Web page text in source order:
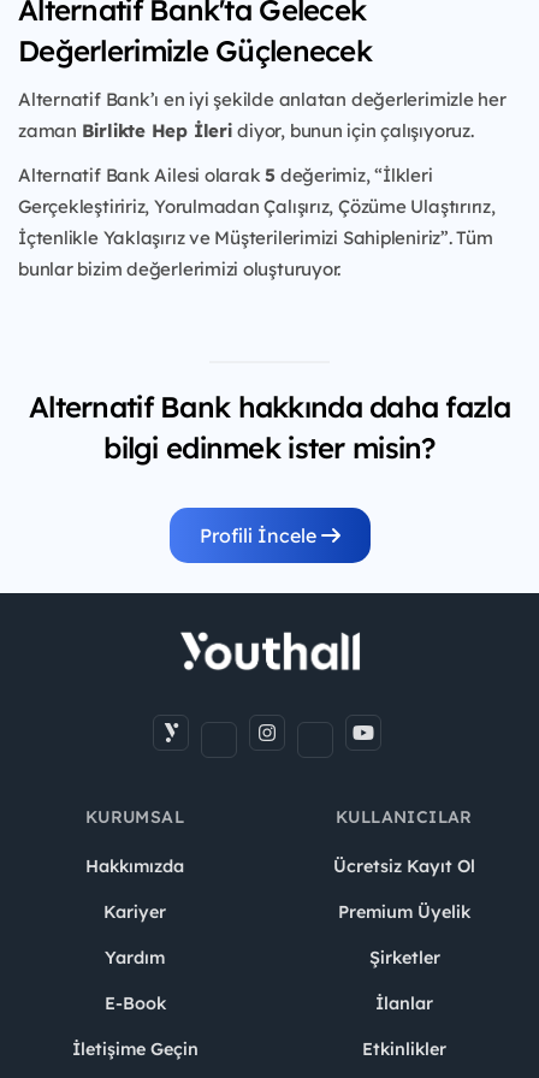
Alternatif Bank'ta Gelecek
Değerlerimizle Güçlenecek
Alternatif Bank’ı en iyi şekilde anlatan değerlerimizle her
zaman Birlikte Hep İleridiyor, bunun için çalışıyoruz.
Alternatif Bank Ailesi olarak5 değerimiz, “İlkleri
Gerçekleştiririz, Yorulmadan Çalışırız, Çözüme Ulaştırırız,
İçtenlikle Yaklaşırız ve Müşterilerimizi Sahipleniriz”. Tüm
bunlar bizim değerlerimizi oluşturuyor.
Alternatif Bank hakkında daha fazla
bilgi edinmek ister misin?
Profili İncele
KURUMSAL
Hakkımızda
Kariyer
Yardım
E-Book
İletişime Geçin
KULLANICILAR
Ücretsiz Kayıt Ol
Premium Üyelik
Şirketler
İlanlar
Etkinlikler